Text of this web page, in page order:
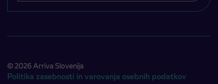
© 2026 Arriva Slovenija
Politika zasebnosti in varovanja osebnih podatkov